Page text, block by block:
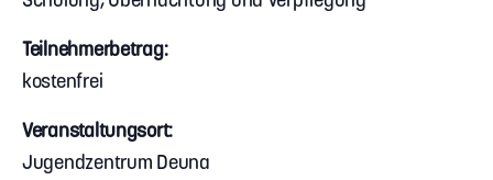
Teilnehmerbetrag:
kostenfrei
Veranstaltungsort:
Jugendzentrum Deuna